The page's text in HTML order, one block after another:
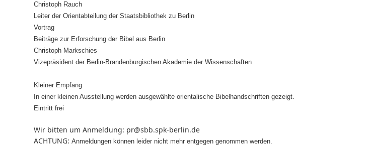
Christoph Rauch
Leiter der Orientabteilung der Staatsbibliothek zu Berlin
Vortrag
Beiträge zur Erforschung der Bibel aus Berlin
Christoph Markschies
Vizepräsident der Berlin-Brandenburgischen Akademie der Wissenschaften
Kleiner Empfang
In einer kleinen Ausstellung werden ausgewählte orientalische Bibelhandschriften gezeigt.
Eintritt frei
Wir bitten um Anmeldung: pr@sbb.spk-berlin.de
ACHTUNG: Anmeldungen können leider nicht mehr entgegen genommen werden.